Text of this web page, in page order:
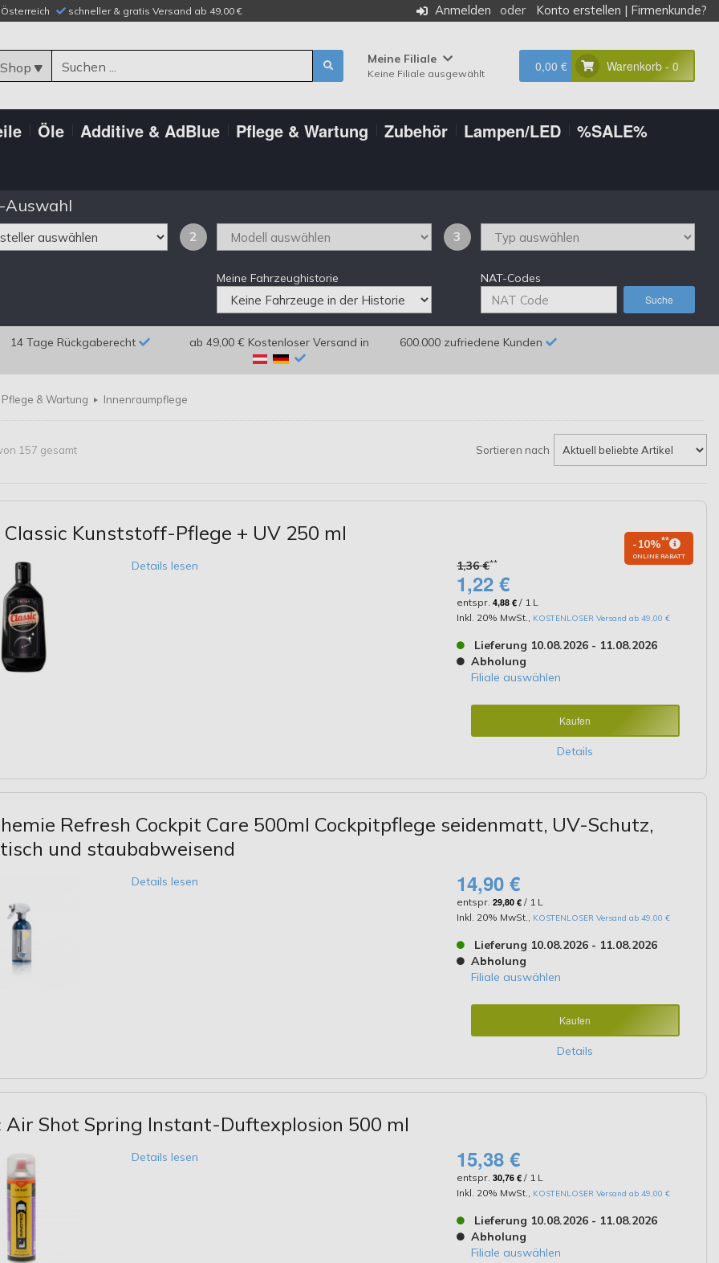
schneller & gratis Versand ab 49,00 € Anmelden Konto erstellen | Firmenkunde?
Meine Filiale
Keine Filiale ausgewählt 0,00 € Warenkorb - 0
Öle Additive & AdBlue Pflege & Wartung Zubehör Lampen/LED
%SALE%
Auswahl
2 3
Meine Fahrzeughistorie NAT-Codes
Suche
14 Tage Rückgaberecht ab 49,00 € Kostenloser Versand in 600.000 zufriedene Kunden
Pflege & Wartung Innenraumpflege
157 gesamt Sortieren nach
Classic Kunststoff-Pflege + UV 250 ml
Details lesen 1,36 €**
-10%**
ONLINE RABATT
1,22 €
entspr.4,88 € / 1 L
Inkl. 20% MwSt., KOSTENLOSER Versand ab 49,00 €
Lieferung 10.08.2026 - 11.08.2026
Abholung
Filiale auswählen
Kaufen
Details
Refresh Cockpit Care 500ml Cockpitpflege seidenmatt, UV-Schutz,
und staubabweisend
Details lesen 14,90 €
entspr.29,80 € / 1 L
Inkl. 20% MwSt., KOSTENLOSER Versand ab 49,00 €
Lieferung 10.08.2026 - 11.08.2026
Abholung
Filiale auswählen
Kaufen
Details
Air Shot Spring Instant-Duftexplosion 500 ml
Details lesen 15,38 €
entspr.30,76 € / 1 L
Inkl. 20% MwSt., KOSTENLOSER Versand ab 49,00 €
Lieferung 10.08.2026 - 11.08.2026
Abholung
Filiale auswählen